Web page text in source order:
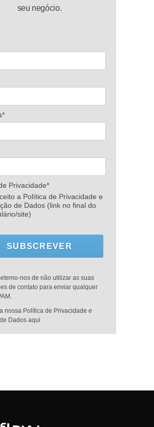
seu negócio.
Privacidade*
a Política de Privacidade e
de Dados (link no final do
site)
SUBSCREVER
nos de não utilizar as suas
de contato para enviar qualquer
nossa Política de Privacidade e
Dados aqui